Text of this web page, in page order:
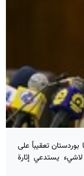
بوردستان تعقيباً على
لاشيء يستدعي إثارة